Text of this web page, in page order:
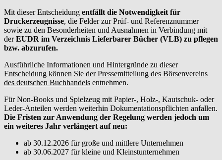
Mit dieser Entscheidung entfällt die Notwendigkeit für
Druckerzeugnisse, die Felder zur Prüf- und Referenznummer
sowie zu den Besonderheiten und Ausnahmen in Verbindung mit
derEUDR im Verzeichnis Lieferbarer Bücher (VLB) zu pflegen
bzw. abzurufen.
Ausführliche Informationen und Hintergründe zu dieser
Entscheidung können Sie derPressemitteilung des Börsenvereins
des deutschen Buchhandels entnehmen.
Für Non-Books und Spielzeug mit Papier-, Holz-, Kautschuk- oder
Leder-Anteilen werden weiterhin Dokumentationspflichten anfallen.
Die Fristen zur Anwendung der Regelung werden jedoch um
ein weiteres Jahr verlängert auf neu:
ab 30.12.2026 für große und mittlere Unternehmen
ab 30.06.2027 für kleine und Kleinstunternehmen